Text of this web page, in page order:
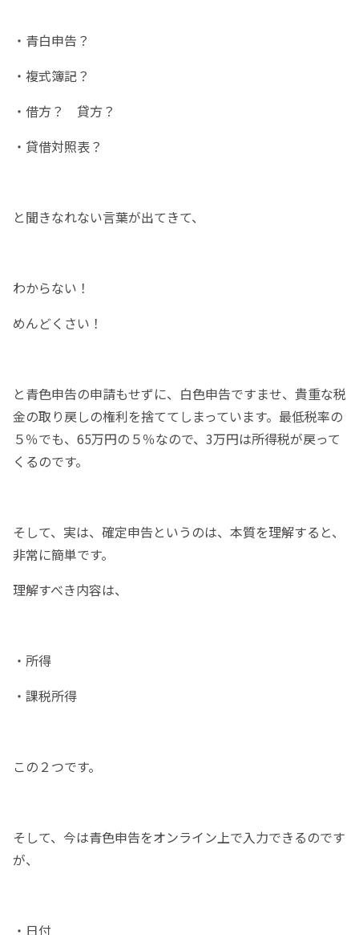
・青白申告？
・複式簿記？
・借方？ 貸方？
・貸借対照表？
と聞きなれない言葉が出てきて、
わからない！
めんどくさい！
と青色申告の申請もせずに、白色申告ですませ、貴重な税
金の取り戻しの権利を捨ててしまっています。最低税率の
５％でも、65万円の５％なので、3万円は所得税が戻って
くるのです。
そして、実は、確定申告というのは、本質を理解すると、
非常に簡単です。
理解すべき内容は、
・所得
・課税所得
この２つです。
そして、今は青色申告をオンライン上で入力できるのです
が、
・日付